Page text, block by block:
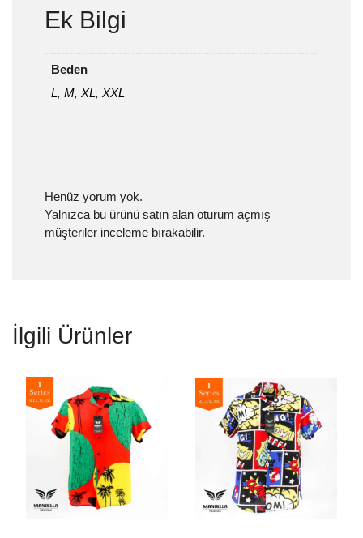
Ek Bilgi
Beden
L, M, XL, XXL
Henüz yorum yok.
Yalnızca bu ürünü satın alan oturum açmış
müşteriler inceleme bırakabilir.
İlgili Ürünler